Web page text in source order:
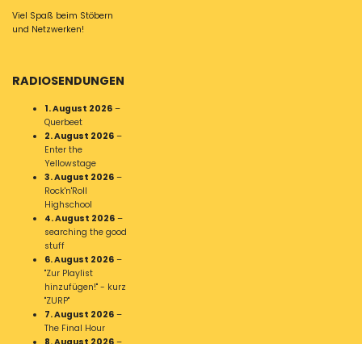
Viel Spaß beim Stöbern
und Netzwerken!
RADIOSENDUNGEN
1. August 2026 –
Querbeet
2. August 2026 –
Enter the
Yellowstage
3. August 2026 –
Rock'n'Roll
Highschool
4. August 2026 –
searching the good
stuff
6. August 2026 –
"Zur Playlist
hinzufügen!" - kurz
"ZURP"
7. August 2026 –
The Final Hour